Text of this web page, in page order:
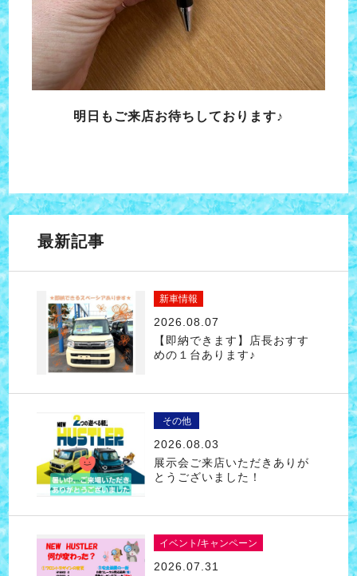
明日もご来店お待ちしております♪
最新記事
新車情報
2026.08.07
【即納できます】店長おすす
めの１台あります♪
その他
2026.08.03
展示会ご来店いただきありが
とうございました！
イベント/キャンペーン
2026.07.31